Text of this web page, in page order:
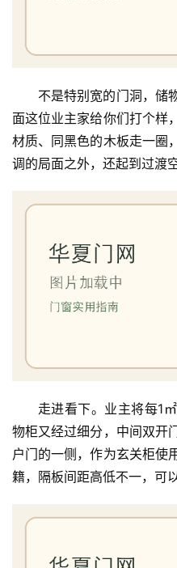
页
户
门
室
不是特别宽的门洞，储
面这位业主家给你们打个样
材质、同黑色的木板走一圈
调的局面之外，还起到过渡
走进看下。业主将每1
物柜又经过细分，中间双开
户门的一侧，作为玄关柜使
籍，隔板间距高低不一，可